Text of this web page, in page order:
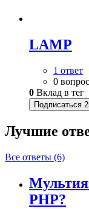
LAMP
1 ответ
0
0 Вклад в тег
Подписаться
Лучшие
Все ответы (6)
PHP?